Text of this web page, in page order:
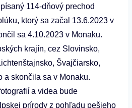
114-dňový prechod
ktorý sa začal 13.6.2023 v
sa 4.10.2023 v Monaku.
krajín, cez Slovinsko,
Švajčiarsko,
a skončila sa v Monaku.
a videa bude
prírody z pohľadu pešieho